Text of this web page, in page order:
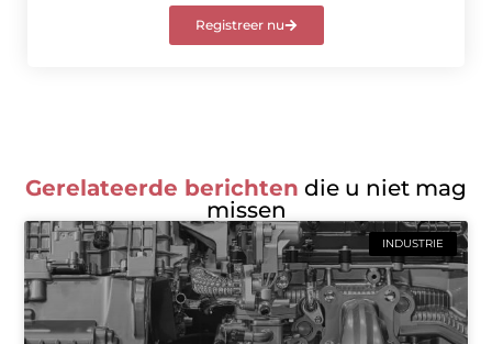
Registreer nu
Gerelateerde berichten die u niet mag
missen
INDUSTRIE